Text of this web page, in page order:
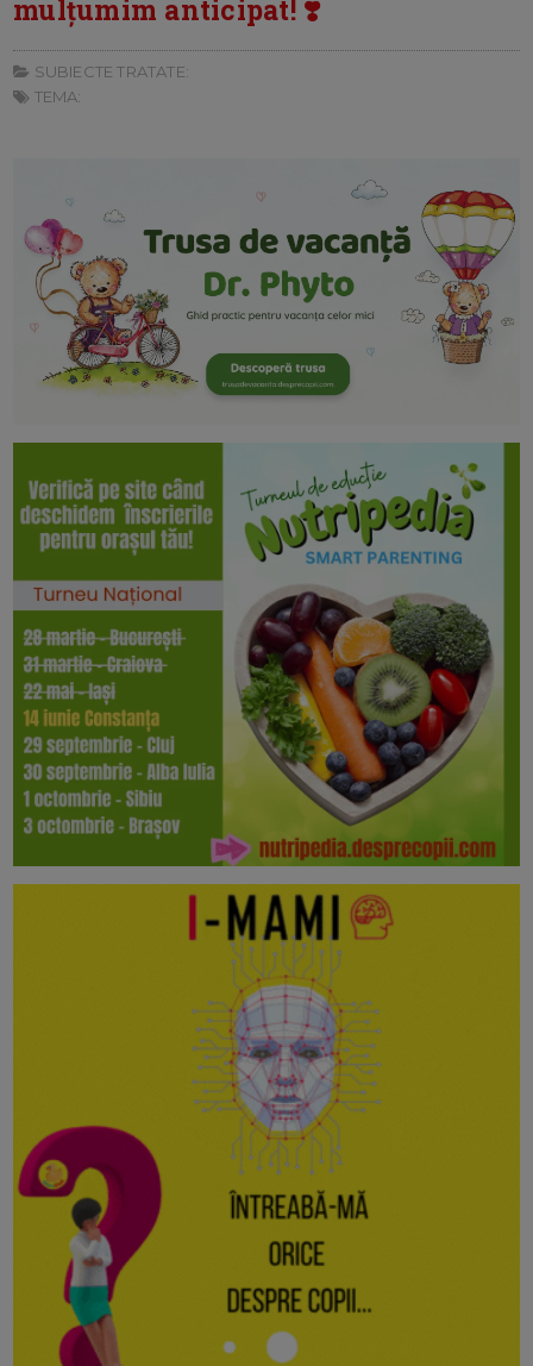
mulțumim anticipat! ❣️
SUBIECTE TRATATE:
TEMA: